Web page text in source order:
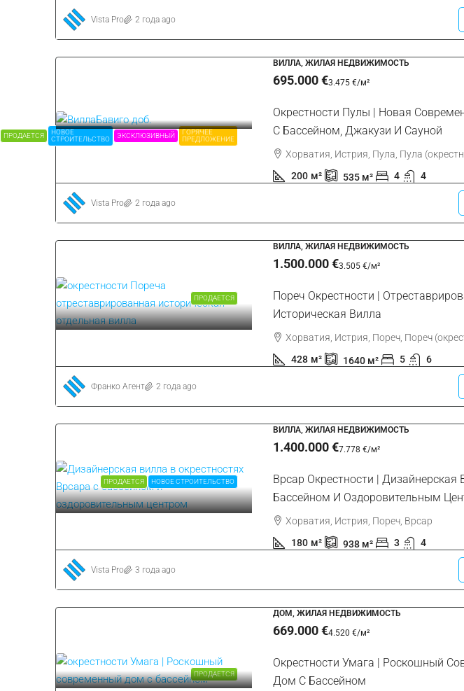
Vista Pro 2 года ago
ПРОДАЕТСЯ
НОВОЕ
СТРОИТЕЛЬСТВО
ЭКСКЛЮЗИВНЫЙ
ГОРЯЧЕЕ
ПРЕДЛОЖЕНИЕ
ВИЛЛА, ЖИЛАЯ НЕДВИЖИМОСТЬ
695.000 €3.475 €/м²
Окрестности Пулы | Новая
С Бассейном, Джакузи И Сауной
Хорватия, Истрия, Пула, Пула
200 м² 535 м² 4 4
Vista Pro 2 года ago
ПРОДАЕТСЯ
ВИЛЛА, ЖИЛАЯ НЕДВИЖИМОСТЬ
1.500.000 €3.505 €/м²
Пореч Окрестности |
Историческая Вилла
Хорватия, Истрия, Пореч, Пореч
428 м² 1640 м² 5 6
Франко Агент 2 года ago
ПРОДАЕТСЯ НОВОЕ СТРОИТЕЛЬСТВО
ВИЛЛА, ЖИЛАЯ НЕДВИЖИМОСТЬ
1.400.000 €7.778 €/м²
Врсар Окрестности | Дизайнерская
Бассейном И Оздоровительным
Хорватия, Истрия, Пореч, Врсар
180 м² 938 м² 3 4
Vista Pro 3 года ago
ПРОДАЕТСЯ
ДОМ, ЖИЛАЯ НЕДВИЖИМОСТЬ
669.000 €4.520 €/м²
Окрестности Умага | Роскошный
Дом С Бассейном